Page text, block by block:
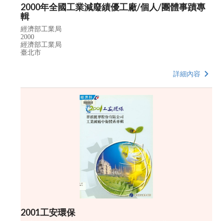
2000年全國工業減廢績優工廠/個人/團體事蹟專
輯
經濟部工業局
2000
經濟部工業局
臺北市
詳細內容
2001工安環保